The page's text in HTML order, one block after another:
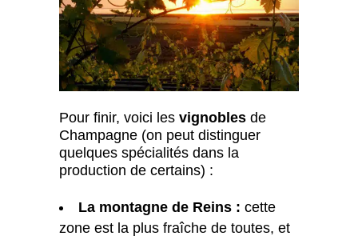
Pour finir, voici les vignobles de
Champagne (on peut distinguer
quelques spécialités dans la
production de certains) :
La montagne de Reins : cette
zone est la plus fraîche de toutes, et